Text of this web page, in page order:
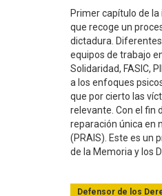
Primer capítulo de
que recoge un
dictadura.
equipos de trabajo
Solidaridad, FASIC,
a los enfoques
que por cierto las
relevante. Con el fin
reparación única en
(PRAIS). Este es un
de la Memoria y los
Defensor de los